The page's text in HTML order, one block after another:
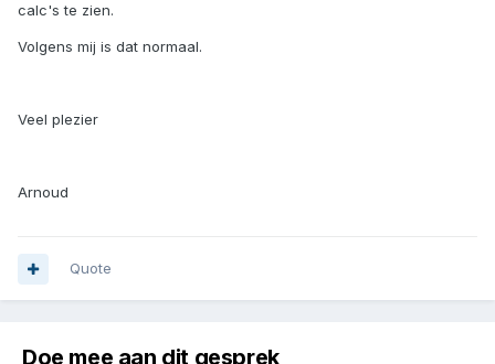
calc's te zien.
Volgens mij is dat normaal.
Veel plezier
Arnoud
Quote
Doe mee aan dit gesprek